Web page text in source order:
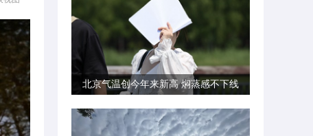
北京气温创今年来新高 焖蒸感不下线